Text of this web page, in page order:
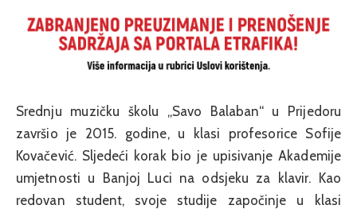
Srednju muzičku školu „Savo Balaban“ u Prijedoru
završio je 2015. godine, u klasi profesorice Sofije
Kovačević. Sljedeći korak bio je upisivanje Akademije
umjetnosti u Banjoj Luci na odsjeku za klavir. Kao
redovan student, svoje studije započinje u klasi